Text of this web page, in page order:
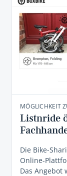
MÖGLICHKEIT
Listnride
Die Bike-
Online-
Das Angebot